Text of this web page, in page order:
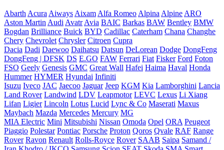
Abarth Acura Aiways Aixam Alfa Romeo Alpina Alpine ARO
Aston Martin Audi Avatr Avia BAIC Barkas BAW Bentley BMW
Bogdan Brilliance Buick BYD Cadillac Caterham Chana Changhe
Chery Chevrolet Chrysler Citroen Cupra
Dacia Dadi Daewoo Daihatsu Datsun DeLorean Dodge DongFeng
DongFeng | DFSK DS E.GO FAW Ferrari Fiat Fisker Ford Foton
FSO Geely Genesis GMC Great Wall Hafei Haima Haval Honda
Hummer HYMER Hyundai Infiniti
Isuzu Iveco JAC Jaecoo Jaguar Jeep KGM Kia Lamborghini Lancia
Land Rover Landwind LDV Leapmotor LEVC Lexus Li Xiang
Lifan Ligier Lincoln Lotus Lucid Lync & Co Maserati Maxus
Maybach Mazda Mercedes Mercury MG
MIA Electric Mini Mitsubishi Nissan Omoda Opel ORA Peugeot
Piaggio Polestar Pontiac Porsche Proton Qoros Qvale RAF Range
Rover Ravon Renault Rolls-Royce Rover SAAB Saipa Samand /